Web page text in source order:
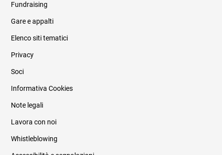
Informazioni legali e trasparenza
Fundraising
Gare e appalti
Elenco siti tematici
Privacy
Soci
Informativa Cookies
Note legali
Lavora con noi
Whistleblowing